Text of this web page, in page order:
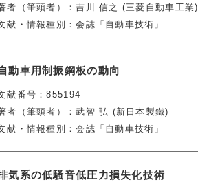
者（筆頭者）
吉川 信之 (三菱自動車工業)
献・情報種別
会誌「自動車技術」
動車用制振鋼板の動向
献番号
855194
者（筆頭者）
武智 弘 (新日本製鐵)
献・情報種別
会誌「自動車技術」
気系の低騒音低圧力損失化技術